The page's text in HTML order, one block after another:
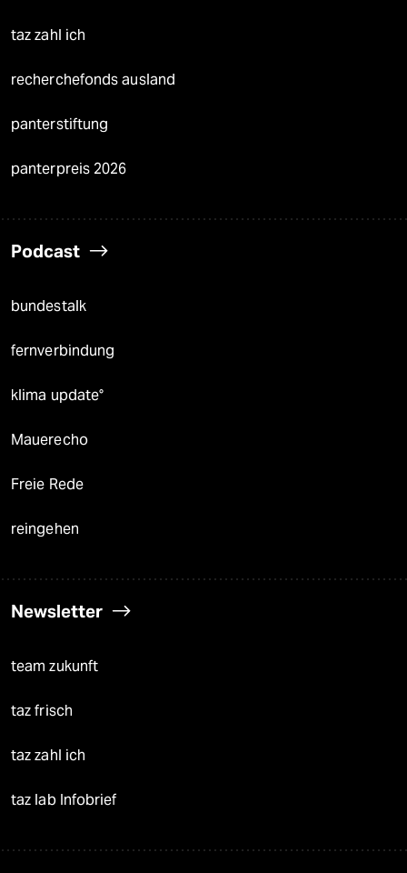
taz zahl ich
recherchefonds ausland
panterstiftung
panterpreis 2026
Podcast
bundestalk
fernverbindung
klima update°
Mauerecho
Freie Rede
reingehen
Newsletter
team zukunft
taz frisch
taz zahl ich
taz lab Infobrief